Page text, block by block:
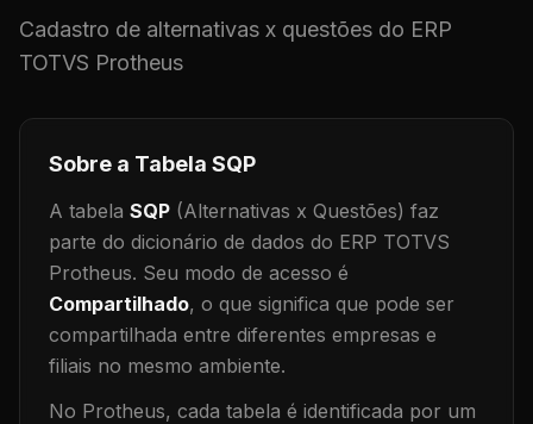
Cadastro de alternativas x questões do ERP
TOTVS Protheus
Sobre a Tabela SQP
A tabela SQP (Alternativas x Questões) faz
parte do dicionário de dados do ERP TOTVS
Protheus. Seu modo de acesso é
Compartilhado, o que significa que pode ser
compartilhada entre diferentes empresas e
filiais no mesmo ambiente.
No Protheus, cada tabela é identificada por um